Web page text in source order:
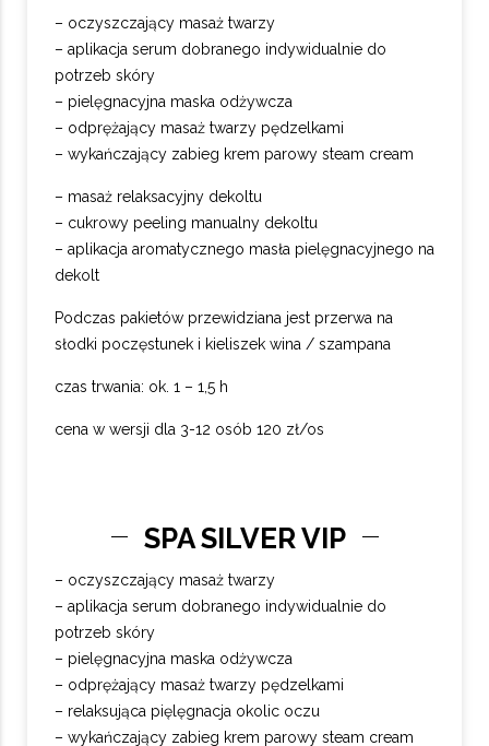
– oczyszczający masaż twarzy
– aplikacja serum dobranego indywidualnie do
potrzeb skóry
– pielęgnacyjna maska odżywcza
– odprężający masaż twarzy pędzelkami
– wykańczający zabieg krem parowy steam cream
– masaż relaksacyjny dekoltu
– cukrowy peeling manualny dekoltu
– aplikacja aromatycznego masła pielęgnacyjnego na
dekolt
Podczas pakietów przewidziana jest przerwa na
słodki poczęstunek i kieliszek wina / szampana
czas trwania: ok. 1 – 1,5 h
cena w wersji dla 3-12 osób 120 zł/os
SPA SILVER VIP
– oczyszczający masaż twarzy
– aplikacja serum dobranego indywidualnie do
potrzeb skóry
– pielęgnacyjna maska odżywcza
– odprężający masaż twarzy pędzelkami
– relaksująca pięlęgnacja okolic oczu
– wykańczający zabieg krem parowy steam cream